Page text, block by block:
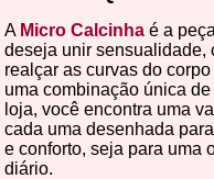
A Micro Calcinha é a
deseja unir sensualidade,
realçar as curvas do
uma combinação única
loja, você encontra uma
cada uma desenhada
e conforto, seja para uma
diário.